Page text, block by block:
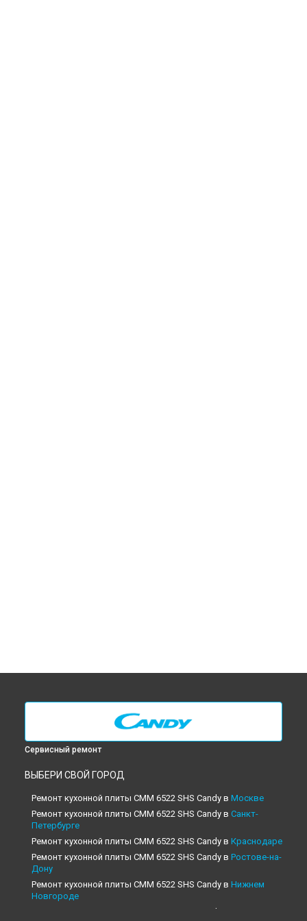
Сервисный ремонт
ВЫБЕРИ СВОЙ ГОРОД
Ремонт кухонной плиты CMM 6522 SHS Candy в Москве
Ремонт кухонной плиты CMM 6522 SHS Candy в Санкт-
Петербурге
Ремонт кухонной плиты CMM 6522 SHS Candy в Краснодаре
Ремонт кухонной плиты CMM 6522 SHS Candy в Ростове-на-
Дону
Ремонт кухонной плиты CMM 6522 SHS Candy в Нижнем
Новгороде
Ремонт кухонной плиты CMM 6522 SHS Candy в